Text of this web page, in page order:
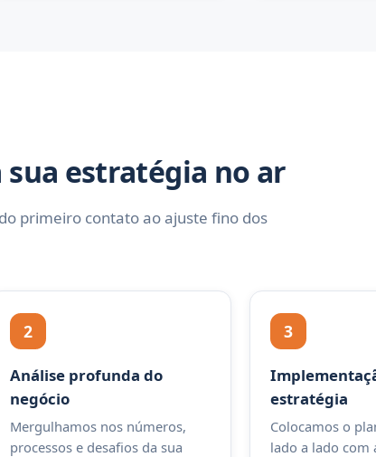
sua estratégia no ar
primeiro contato ao ajuste fino dos
2
Análise profunda do
negócio
Mergulhamos nos números,
processos e desafios da sua
3
estratégia
Colocamos o
lado a lado com